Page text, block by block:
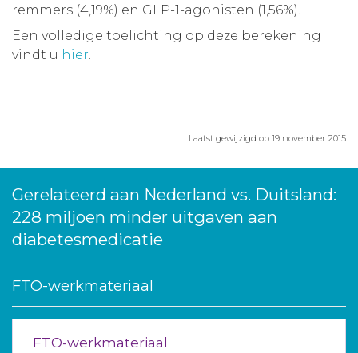
remmers (4,19%) en GLP-1-agonisten (1,56%).
Een volledige toelichting op deze berekening
vindt u hier.
Laatst gewijzigd op 19 november 2015
Gerelateerd aan Nederland vs. Duitsland:
228 miljoen minder uitgaven aan
diabetesmedicatie
FTO-werkmateriaal
FTO-werkmateriaal